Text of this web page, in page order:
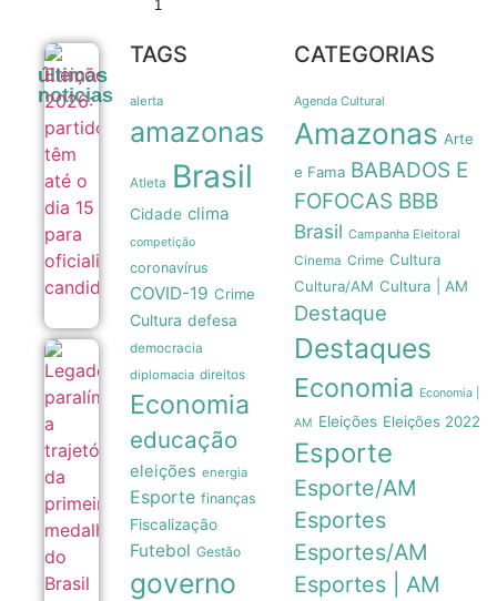
1
últimas
noticias
Eleições
partidos têm
para
candidaturas
08/08
paralímpico:
a trajetória
da primeira
medalha do
Brasil em
1976
07/08
TAGS
alerta
amazonas
Atleta Brasil
Cidade clima
competição
coronavírus
COVID-19 Crime
Cultura defesa
democracia
diplomacia direitos
Economia
educação
eleições energia
Esporte finanças
Fiscalização
Futebol Gestão
governo
CATEGORIAS
Agenda Cultural
Amazonas Arte
e Fama BABADOS E
FOFOCAS BBB
Brasil Campanha Eleitoral
Cinema Crime Cultura
Cultura/AM Cultura | AM
Destaque
Destaques
Economia Economia |
AM Eleições Eleições 2022
Esporte
Esporte/AM
Esportes
Esportes/AM
Esportes | AM